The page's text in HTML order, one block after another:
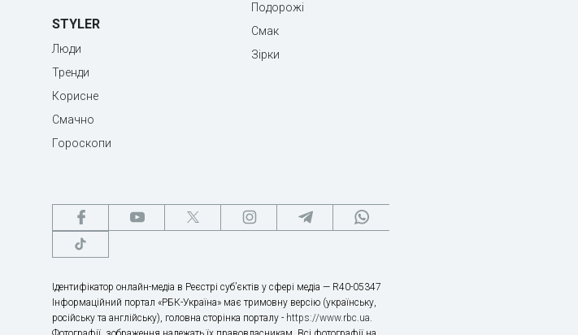
STYLER
Люди
Тренди
Корисне
Смачно
Гороскопи
Подорожі
Смак
Зірки
Ідентифікатор онлайн-медіа в Реєстрі суб’єктів у сфері медіа — R40-05347
Інформаційний портал «РБК-Україна» має тримовну версію (українську,
російську та англійську), головна сторінка порталу - https://www.rbc.ua.